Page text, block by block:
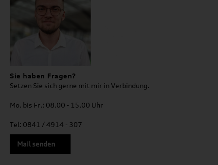
Sie haben Fragen?
Setzen Sie sich gerne mit mir in Verbindung.
Mo. bis Fr.: 08.00 - 15.00 Uhr
Tel: 0841 / 4914 - 307
Mail senden